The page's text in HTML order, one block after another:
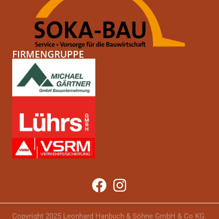
FIRMENGRUPPE
Copyright 2025 Leonhard Hanbuch & Söhne GmbH & Co KG.